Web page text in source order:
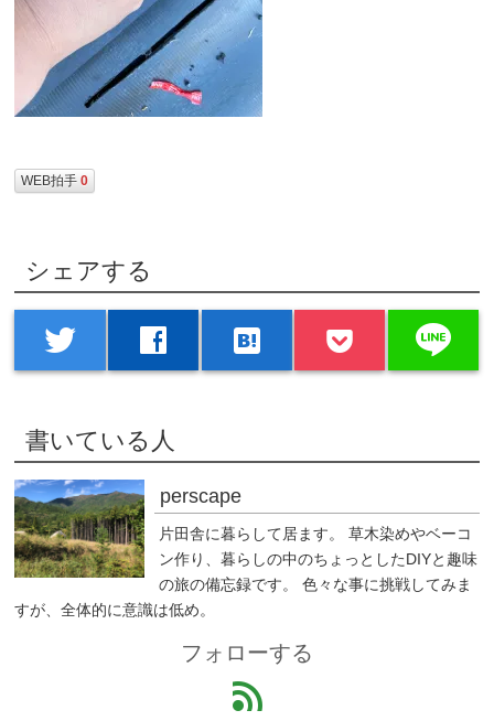
WEB拍手0
シェアする
twitter facebook hatenabookmark line
書いている人
perscape
片田舎に暮らして居ます。 草木染めやベーコ
ン作り、暮らしの中のちょっとしたDIYと趣味
の旅の備忘録です。 色々な事に挑戦してみま
すが、全体的に意識は低め。
フォローする
feed